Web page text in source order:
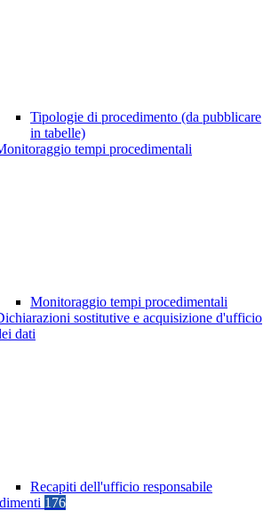
Tipologie di procedimento (da pubblicare
in tabelle)
tempi procedimentali
Monitoraggio tempi procedimentali
sostitutive e acquisizione d'ufficio
dati
Recapiti dell'ufficio responsabile
176